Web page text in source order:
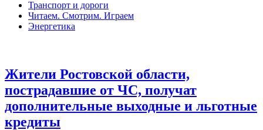
Транспорт и дороги
Читаем. Смотрим. Играем
Энергетика
Жители Ростовской области,
пострадавшие от ЧС, получат
дополнительные выходные и льготные
кредиты